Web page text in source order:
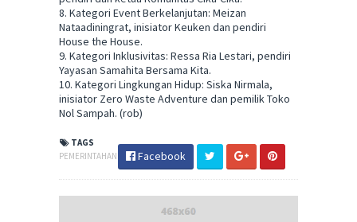
8. Kategori Event Berkelanjutan: Meizan
Nataadiningrat, inisiator Keuken dan pendiri
House the House.
9. Kategori Inklusivitas: Ressa Ria Lestari, pendiri
Yayasan Samahita Bersama Kita.
10. Kategori Lingkungan Hidup: Siska Nirmala,
inisiator Zero Waste Adventure dan pemilik Toko
Nol Sampah. (rob)
TAGS
PEMERINTAHAN
Facebook